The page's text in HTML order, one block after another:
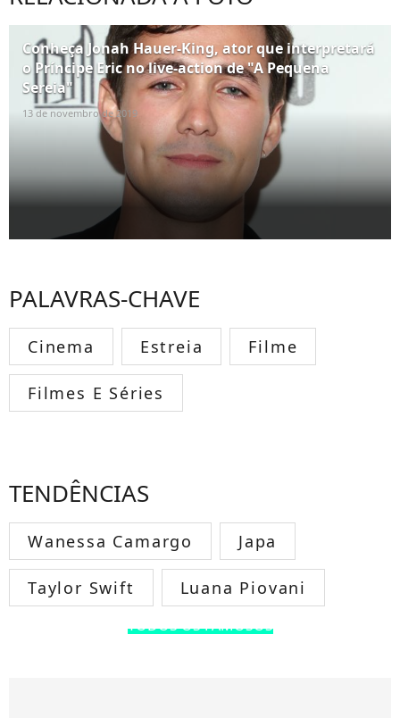
Conheça Jonah Hauer-King, ator que interpretará
o Príncipe Eric no live-action de "A Pequena
Sereia"
13 de novembro de 2019
PALAVRAS-CHAVE
Cinema Estreia Filme
Filmes E Séries
TENDÊNCIAS
Wanessa Camargo Japa
Taylor Swift Luana Piovani
TODOS OS FAMOSOS